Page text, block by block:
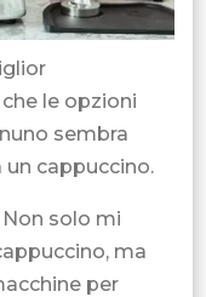
le opzioni
sembra
un cappuccino.
solo mi
ma
per